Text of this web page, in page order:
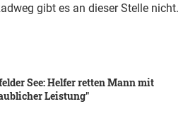
gibt es an dieser Stelle nicht.
See: Helfer retten Mann mit
Leistung"